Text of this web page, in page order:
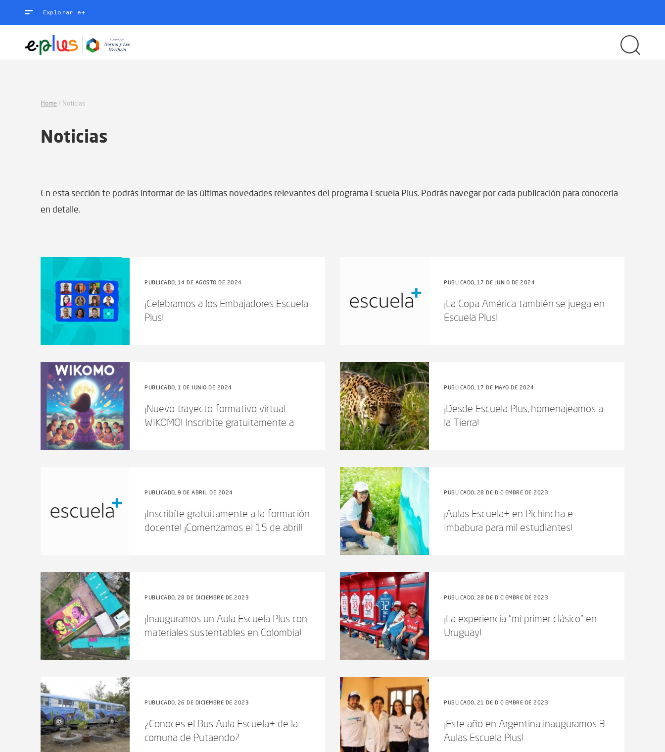
Explorar e+
Home / Noticias
Noticias
En esta sección te podrás informar de las últimas novedades relevantes del programa Escuela Plus. Podrás navegar por cada publicación para conocerla
en detalle.
PUBLICADO, 14 DE AGOSTO DE 2024
¡Celebramos a los Embajadores Escuela
Plus!
PUBLICADO, 17 DE JUNIO DE 2024
¡La Copa América también se juega en
Escuela Plus!
PUBLICADO, 1 DE JUNIO DE 2024
¡Nuevo trayecto formativo virtual
WIKOMO! Inscribíte gratuitamente a
PUBLICADO, 17 DE MAYO DE 2024
¡Desde Escuela Plus, homenajeamos a
la Tierra!
PUBLICADO, 9 DE ABRIL DE 2024
¡Inscribíte gratuitamente a la formación
docente! ¡Comenzamos el 15 de abril!
PUBLICADO, 28 DE DICIEMBRE DE 2023
¡Aulas Escuela+ en Pichincha e
Imbabura para mil estudiantes!
PUBLICADO, 28 DE DICIEMBRE DE 2023
¡Inauguramos un Aula Escuela Plus con
materiales sustentables en Colombia!
PUBLICADO, 28 DE DICIEMBRE DE 2023
¡La experiencia "mi primer clásico" en
Uruguay!
PUBLICADO, 26 DE DICIEMBRE DE 2023
¿Conoces el Bus Aula Escuela+ de la
comuna de Putaendo?
PUBLICADO, 21 DE DICIEMBRE DE 2023
¡Este año en Argentina inauguramos 3
Aulas Escuela Plus!